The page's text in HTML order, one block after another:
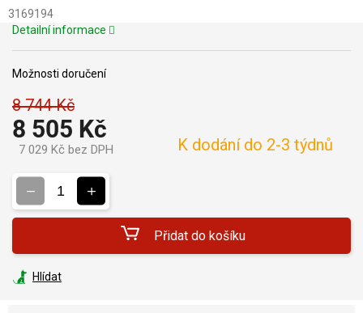
3169194
8 744 Kč
8 505 Kč
7 029 Kč bez DPH K dodání do 2-3 týdnů
Možnosti doručení
Přidat do košíku
Detailní informace
Hlídat